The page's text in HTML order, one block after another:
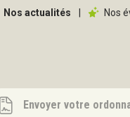
Nos actualités Nos
Envoyer votre